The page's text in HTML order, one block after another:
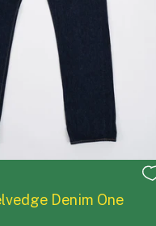
Denim One